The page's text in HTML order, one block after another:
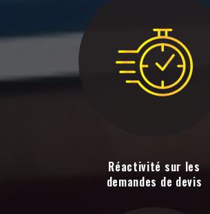
Réactivité sur les
demandes de devis